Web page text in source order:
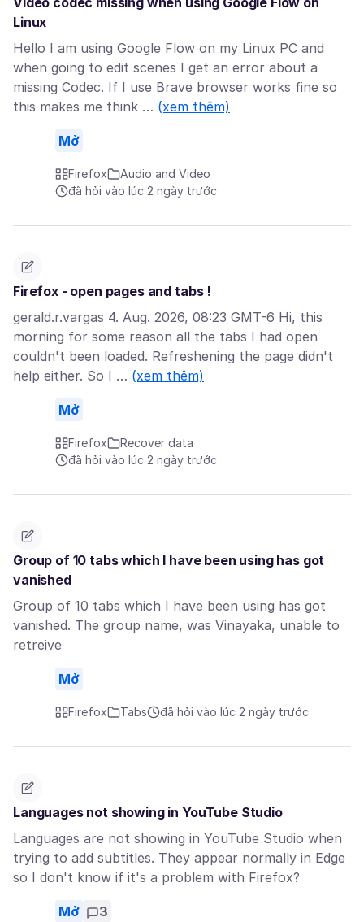
Linux
Hello I am using Google Flow on my Linux PC and
when going to edit scenes I get an error about a
missing Codec. If I use Brave browser works fine so
this makes me think … (xem thêm)
Mở
Firefox
Audio and Video
đã hỏi vào lúc 2 ngày trước
Firefox - open pages and tabs !
gerald.r.vargas 4. Aug. 2026, 08:23 GMT-6 Hi, this
morning for some reason all the tabs I had open
couldn't been loaded. Refreshening the page didn't
help either. So I … (xem thêm)
Mở
Firefox
Recover data
đã hỏi vào lúc 2 ngày trước
Group of 10 tabs which I have been using has got
vanished
Group of 10 tabs which I have been using has got
vanished. The group name, was Vinayaka, unable to
retreive
Mở
Firefox Tabs đã hỏi vào lúc 2 ngày trước
Languages not showing in YouTube Studio
Languages are not showing in YouTube Studio when
trying to add subtitles. They appear normally in Edge
so I don't know if it's a problem with Firefox?
Mở 3